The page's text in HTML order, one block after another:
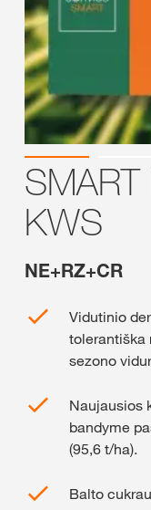
SMART
KWS
NE+RZ+CR
Vidutinio
tolerantiška
sezono
Naujausios
bandyme
(95,6 t/ha).
Balto